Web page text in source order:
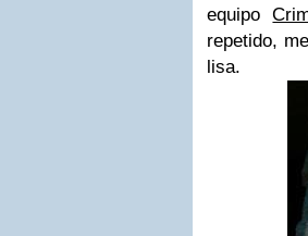
equipo
repetido,
lisa.